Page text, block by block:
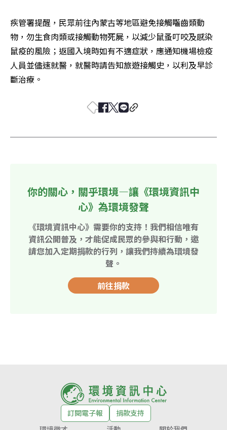
疾管署提醒，民眾前往內蒙古等地區避免接觸囓齒類動
物，勿生食肉類或接觸動物死屍，以減少鼠蚤叮咬及感染
鼠疫的風險；返國入境時如有不適症狀，應通知機場檢疫
人員並儘速就醫，就醫時請告知旅遊接觸史，以利及早診
斷治療。
你的關心，關乎環境—讓《環境資訊中
心》為環境發聲
《環境資訊中心》需要你的支持！我們相信唯有
資訊公開普及，才能促成民眾的參與和行動，邀
請您加入定期捐款的行列，讓我們持續為環境發
聲。
前往捐款
訂閱電子報
捐款支持